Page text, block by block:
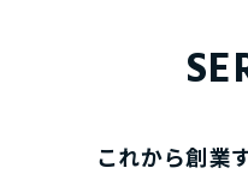
これから創業